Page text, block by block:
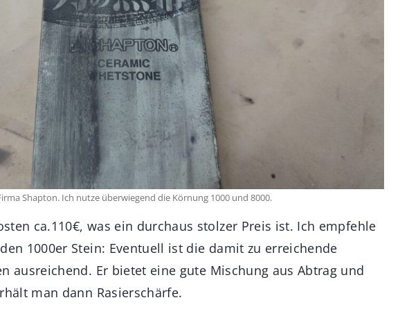
Shapton. Ich nutze überwiegend die Körnung 1000 und 8000.
ca.110€, was ein durchaus stolzer Preis ist. Ich empfehle
1000er Stein: Eventuell ist die damit zu erreichende
ausreichend. Er bietet eine gute Mischung aus Abtrag und
man dann Rasierschärfe.